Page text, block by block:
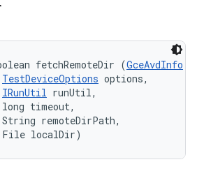
fetchRemoteDir (GceAvdInfo
TestDeviceOptions options,
IRunUtil runUtil,
timeout,
remoteDirPath,
localDir)